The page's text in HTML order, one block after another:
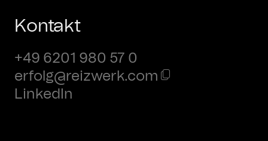
Kontakt
+49 6201 980 57 0
erfolg@reizwerk.com
LinkedIn